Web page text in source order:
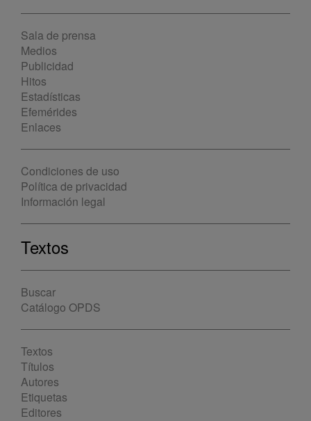
Sala de prensa
Medios
Publicidad
Hitos
Estadísticas
Efemérides
Enlaces
Condiciones de uso
Política de privacidad
Información legal
Textos
Buscar
Catálogo OPDS
Textos
Títulos
Autores
Etiquetas
Editores